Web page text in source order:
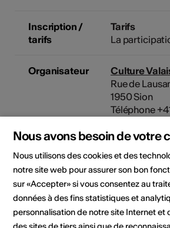
Inscription /
tarifs
Tarifs
La
Organisateur
Culture
Rue de
1950 Sion
Téléphone
Site Internet
Rubriques
culturelles
Type de
Séance
Nous avons besoin de votre
Nous utilisons des cookies et des
notre site web pour assurer son bon
sur «Accepter» si vous consentez au
données à des fins statistiques et
personnalisation de notre site Internet et